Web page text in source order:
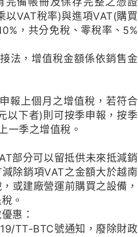
以VAT稅率)與進項VAT(購買
，共分免稅、零稅率、5%
法，增值稅金額係依銷售金
報上個月之增值稅，若符合
以下者)則可按季申報，按季
季之增值稅。
部分可以留抵供未來抵減銷
除銷項VAT之金額大於越南
或建廠營運前購買之設備，
。
惠：
TT-BTC號通知，廢除財政